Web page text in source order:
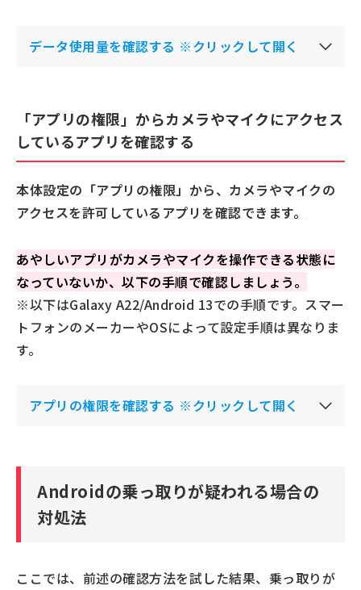
データ使用量を確認する ※クリックして開く
「アプリの権限」からカメラやマイクにアクセス
しているアプリを確認する
本体設定の「アプリの権限」から、カメラやマイクの
アクセスを許可しているアプリを確認できます。
あやしいアプリがカメラやマイクを操作できる状態に
なっていないか、以下の手順で確認しましょう。
※以下はGalaxy A22/Android 13での手順です。スマー
トフォンのメーカーやOSによって設定手順は異なりま
す。
アプリの権限を確認する ※クリックして開く
Androidの乗っ取りが疑われる場合の
対処法
ここでは、前述の確認方法を試した結果、乗っ取りが